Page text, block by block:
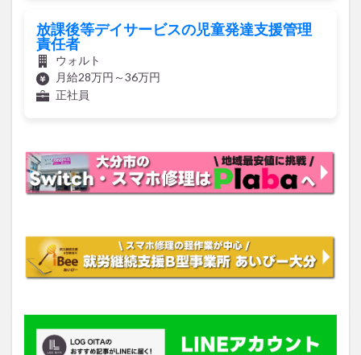
放課後等デイサービスの児童発達支援管理
責任者
ウォルト
月給28万円～36万円
正社員